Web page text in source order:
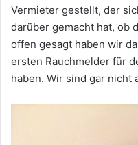
Vermieter gestellt, der
darüber gemacht hat, ob
offen gesagt haben wir
ersten Rauchmelder für
haben. Wir sind gar nicht